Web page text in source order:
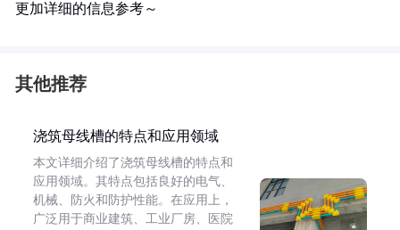
更加详细的信息参考～
其他推荐
浇筑母线槽的特点和应用领域
本文详细介绍了浇筑母线槽的特点和
应用领域。其特点包括良好的电气、
机械、防火和防护性能。在应用上，
广泛用于商业建筑、工业厂房、医院